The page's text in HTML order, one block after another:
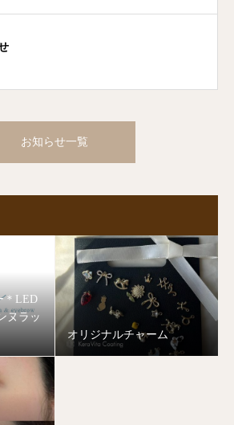
お知らせ一覧
＊LED
ヌラッ
オリジナルチャーム